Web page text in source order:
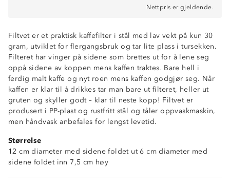
Nettpris er gjeldende.
Filtvet er et praktisk kaffefilter i stål med lav vekt på kun 30
gram, utviklet for flergangsbruk og tar lite plass i tursekken.
Filteret har vinger på sidene som brettes ut for å lene seg
oppå sidene av koppen mens kaffen traktes. Bare hell i
ferdig malt kaffe og nyt roen mens kaffen godgjør seg. Når
kaffen er klar til å drikkes tar man bare ut filteret, heller ut
gruten og skyller godt – klar til neste kopp! Filtvet er
produsert i PP-plast og rustfritt stål og tåler oppvaskmaskin,
men håndvask anbefales for lengst levetid.
Størrelse
12 cm diameter med sidene foldet ut 6 cm diameter med
sidene foldet inn 7,5 cm høy
Lettvekt